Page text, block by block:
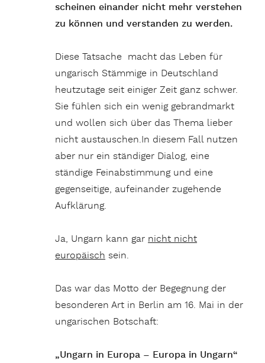
scheinen einander nicht mehr verstehen
zu können und verstanden zu werden.
Diese Tatsache macht das Leben für
ungarisch Stämmige in Deutschland
heutzutage seit einiger Zeit ganz schwer.
Sie fühlen sich ein wenig gebrandmarkt
und wollen sich über das Thema lieber
nicht austauschen.In diesem Fall nutzen
aber nur ein ständiger Dialog, eine
ständige Feinabstimmung und eine
gegenseitige, aufeinander zugehende
Aufklärung.
Ja, Ungarn kann gar nicht nicht
europäisch sein.
Das war das Motto der Begegnung der
besonderen Art in Berlin am 16. Mai in der
ungarischen Botschaft:
„Ungarn in Europa – Europa in Ungarn“